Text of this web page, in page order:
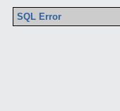
SQL Error